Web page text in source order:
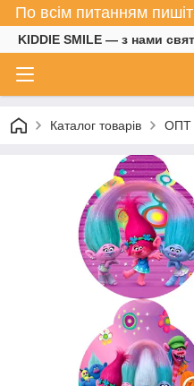
По всім питанням
KIDDIE SMILE — з нами
Каталог товарів ОПТ